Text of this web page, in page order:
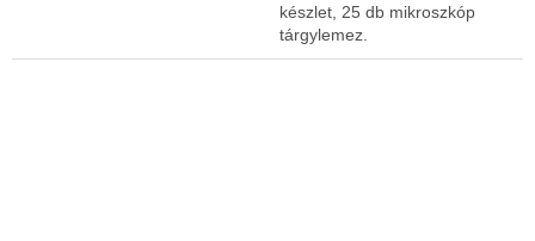
készlet, 25 db mikroszkóp
tárgylemez.